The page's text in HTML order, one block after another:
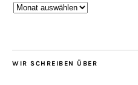
Blogarchiv
WIR SCHREIBEN ÜBER